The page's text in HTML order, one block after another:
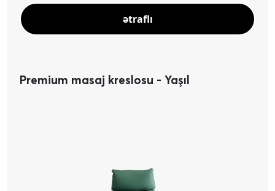
ətraflı
Premium masaj kreslosu - Yaşıl